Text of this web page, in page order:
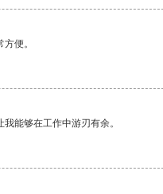
便。
能够在工作中游刃有余。